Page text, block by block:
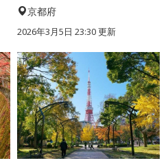
京都府
2026年3月5日 23:30 更新